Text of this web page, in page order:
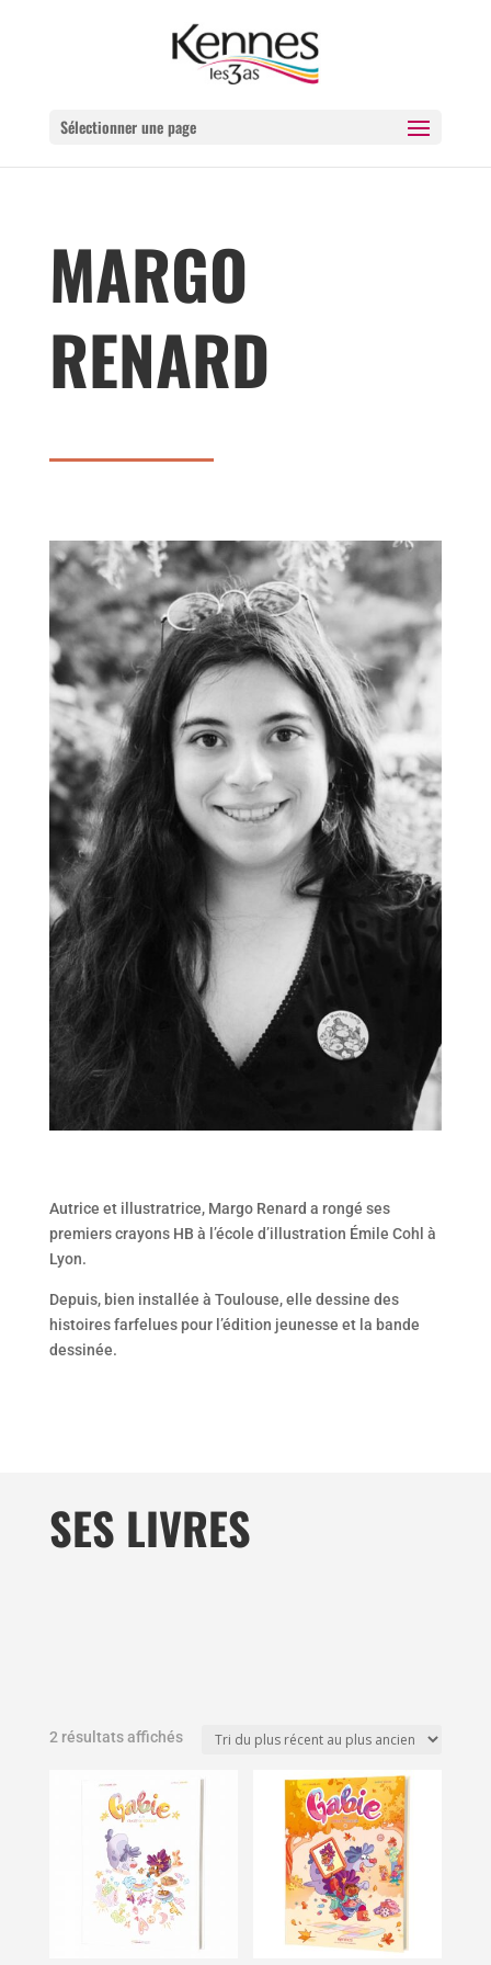
Sélectionner une page
MARGO
RENARD
Autrice et illustratrice, Margo Renard a rongé ses
premiers crayons HB à l’école d’illustration Émile Cohl à
Lyon.
Depuis, bien installée à Toulouse, elle dessine des
histoires farfelues pour l’édition jeunesse et la bande
dessinée.
SES LIVRES
2 résultats affichés